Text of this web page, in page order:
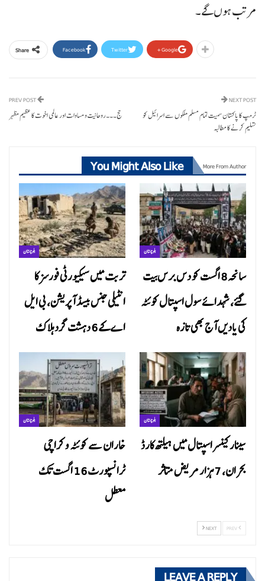
مرتب ہوں گے۔
Share Facebook Twitter Google+
حج۔۔۔روحانیت و مساوات اور عالمی اخوت کا عظیم مظہر
NEXT POST
ٹرمپ کا پاکستان سمیت تمام مسلم ملکوں سے اسرائیل کو
تسلیم کرنے کا مطالبہ
You Might Also Like More From Author
بلوچستان
تربت میں سیکیورٹی فورسز کا
انٹیلی جنس بیسڈ آپریشن، بی ایل
اے کے 6 دہشت گرد ہلاک
بلوچستان
سانحہ 8 اگست کو دس برس بیت
گئے، شہدائے سول اسپتال کوئٹہ
کی یادیں آج بھی تازہ
بلوچستان
خاران سے کوئٹہ و کراچی
ٹرانسپورٹ 16 اگست تک
معطل
بلوچستان
سینار کینسر اسپتال میں ہیلتھ کارڈ
بحران، 7 ہزار مریض متاثر
NEXT
LEAVE A REPLY